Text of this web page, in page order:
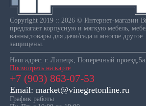
Copyright 2019 :: 2026 © Интернет-магазин
предлагает корпусную и мягкую мебель,
ванны,товары для дачи/сада и многое другое.
защищены.
Наш адрес: г. Липецк, Поперечный проезд,5а.
Посмотреть на карте
+7 (903) 863-07-53
Email: market@vinegretonline.ru
График работы